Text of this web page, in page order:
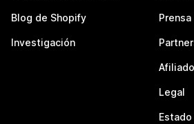
Blog de Shopify
Investigación
Legal